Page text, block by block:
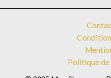
Politique